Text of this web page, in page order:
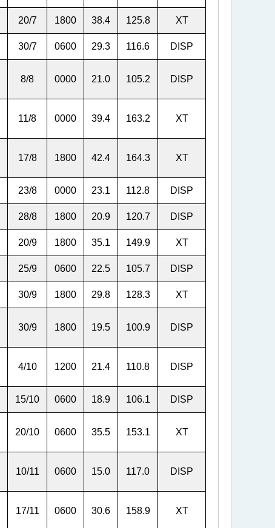
20/7 1800 38.4 125.8 XT
30/7 0600 29.3 116.6 DISP
8/8 0000 21.0 105.2 DISP
11/8 0000 39.4 163.2 XT
17/8 1800 42.4 164.3 XT
23/8 0000 23.1 112.8 DISP
28/8 1800 20.9 120.7 DISP
20/9 1800 35.1 149.9 XT
25/9 0600 22.5 105.7 DISP
30/9 1800 29.8 128.3 XT
30/9 1800 19.5 100.9 DISP
4/10 1200 21.4 110.8 DISP
15/10 0600 18.9 106.1 DISP
20/10 0600 35.5 153.1 XT
10/11 0600 15.0 117.0 DISP
17/11 0600 30.6 158.9 XT